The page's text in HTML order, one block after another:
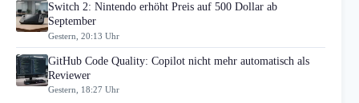
Switch 2: Nintendo erhöht Preis auf 500 Dollar ab
September
Gestern, 20:13 Uhr
GitHub Code Quality: Copilot nicht mehr automatisch als
Reviewer
Gestern, 18:27 Uhr